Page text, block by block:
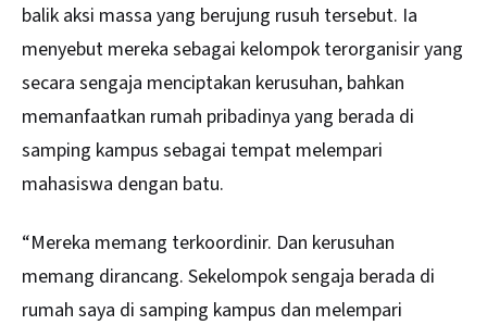
balik aksi massa yang berujung rusuh tersebut. Ia
menyebut mereka sebagai kelompok terorganisir yang
secara sengaja menciptakan kerusuhan, bahkan
memanfaatkan rumah pribadinya yang berada di
samping kampus sebagai tempat melempari
mahasiswa dengan batu.
“Mereka memang terkoordinir. Dan kerusuhan
memang dirancang. Sekelompok sengaja berada di
rumah saya di samping kampus dan melempari